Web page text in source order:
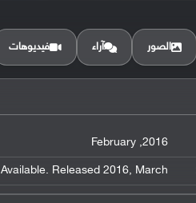
الصور آراء فيديوهات
2016, February
Available. Released 2016, March